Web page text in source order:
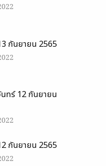
กันยายน 2565
ทร์ 12 กันยายน
กันยายน 2565